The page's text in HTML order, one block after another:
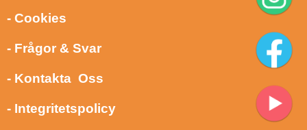
- Cookies
- Frågor & Svar
- Kontakta Oss
- Integritetspolicy